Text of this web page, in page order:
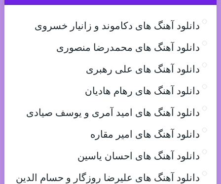
دانلود آهنگ های دکاموند و زانیار خسروی
دانلود آهنگ های محمدرضا منصوری
دانلود آهنگ های علی رهبری
دانلود آهنگ های رهام هادیان
دانلود آهنگ های امید آمری و یوسف صیادی
دانلود آهنگ های امیر مقاره
دانلود آهنگ های احسان یاسین
دانلود آهنگ های علیرضا روزگار و حسام الدین